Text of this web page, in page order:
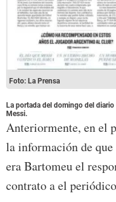
Foto: La Prensa
La portada del domingo del
Messi.
Anteriormente, en el
la información de
era Bartomeu el
contrato a el